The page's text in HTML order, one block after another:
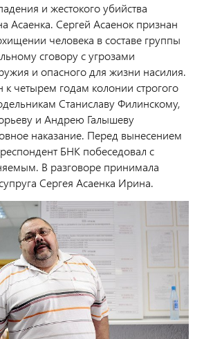
и жестокого убийства
Асаенка. Сергей Асаенок признан
человека в составе группы
сговору с угрозами
и опасного для жизни насилия.
четырем годам колонии строгого
Станиславу Филинскому,
и Андрею Галышеву
наказание. Перед вынесением
БНК побеседовал с
В разговоре принимала
Сергея Асаенка Ирина.